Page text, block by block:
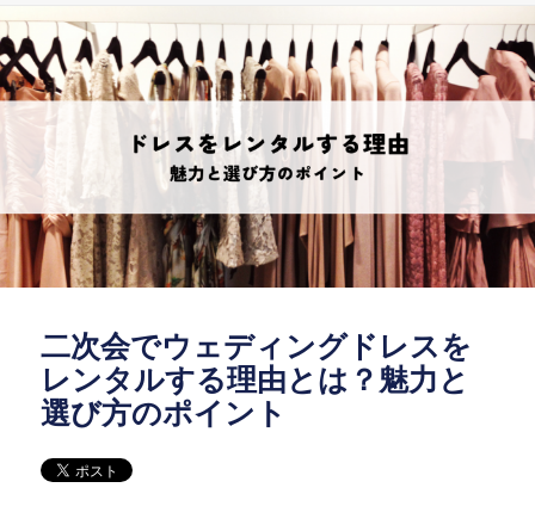
日:
リ
ー
二次会でウェディングドレスを
レンタルする理由とは？魅力と
選び方のポイント